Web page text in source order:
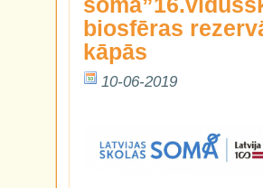
biosfēras
kāpās
10-06-2019